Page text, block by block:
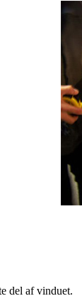
del af vinduet.